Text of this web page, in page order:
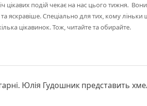
цікавих подій чекає на нас цього тижня.
яскравіше. Спеціально для тих, кому ліньки
цікавинок. Тож, читайте та обирайте.
Юлія Гудошник представить